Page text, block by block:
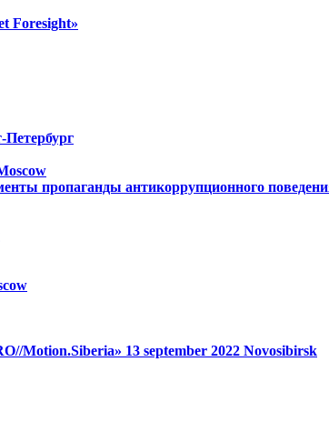
Foresight»
Петербург
пропаганды антикоррупционного
Motion.Siberia» 13 september 2022 Novosibirsk